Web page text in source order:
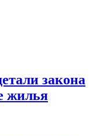
закона
жилья